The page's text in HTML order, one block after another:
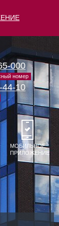
000
номер
44-10
МОБИЛЬНОЕ
ПРИЛОЖЕНИЕ